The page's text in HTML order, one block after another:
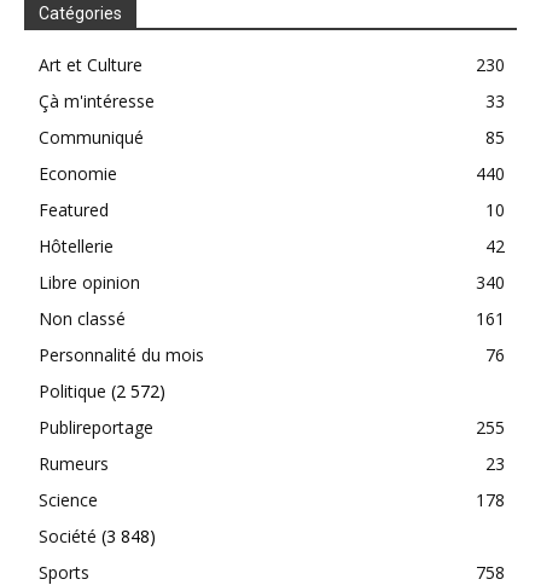
Catégories
Art et Culture
230
Çà m'intéresse
33
Communiqué
85
Economie
440
Featured
10
Hôtellerie
42
Libre opinion
340
Non classé
161
Personnalité du mois
76
Politique (2 572)
Publireportage
255
Rumeurs
23
Science
178
Société (3 848)
Sports
758